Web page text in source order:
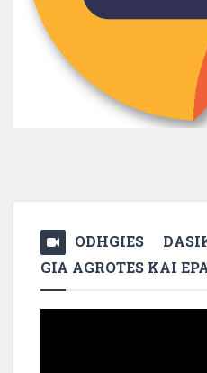
ODHGIES
GIA AGROTES KAI